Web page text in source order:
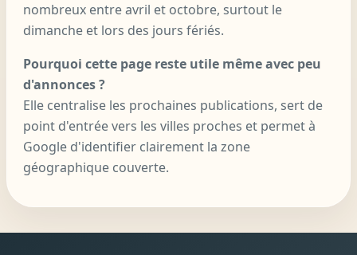
nombreux entre avril et octobre, surtout le
dimanche et lors des jours fériés.
Pourquoi cette page reste utile même avec peu
d'annonces ?
Elle centralise les prochaines publications, sert de
point d'entrée vers les villes proches et permet à
Google d'identifier clairement la zone
géographique couverte.